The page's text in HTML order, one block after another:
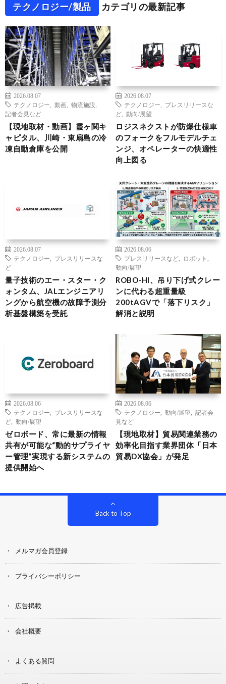
テクノロジー/製品 カテゴリの最新記事
2026.08.07
テクノロジー
動画 物流施設
記者会見など
【現地取材・動画】霞ヶ関キ
ャピタル、川崎・東扇島の冷
凍自動倉庫を公開
2026.08.07
テクノロジー
プレスリリースな
ど
動向/展望
ロジスネクストが防爆仕様車
のフォークをフルモデルチェ
ンジ、オペレーターの快適性
向上図る
2026.08.07
テクノロジー
プレスリリースな
ど
量子技術のエー・スター・ク
ォンタム、JALエンジニアリ
ングから航空機の故障予測分
析基盤構築を受託
2026.08.06
プレスリリースなど
ロボット
動向/展望
ROBO-HI、吊り下げ式クレー
ンに代わる超重量級
200tAGVで「落下リスク」
解消と説明
2026.08.06
テクノロジー
プレスリリースな
ど
動向/展望
ゼロボード、常に最新の情報
共有が可能な“動的サプライヤ
ー管理”実現する新システムの
提供開始へ
2026.08.06
テクノロジー
動向/展望
記者会
見など
【現地取材】貿易関連業務の
効率化目指す業界団体「日本
貿易DX協会」が発足
Back to Top
メルマガ会員登録
プライバシーポリシー
広告掲載
会社概要
よくある質問